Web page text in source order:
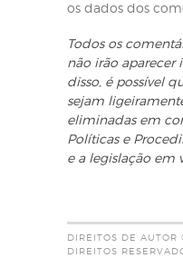
os dados dos
Todos os
não irão
disso, é possível
sejam
eliminadas em
Políticas e
e a legislação em
DIREITOS DE
DIREITOS